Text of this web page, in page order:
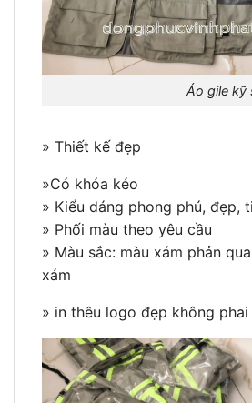
Áo gile kỹ sư
» Thiết kế đẹp
»Có khóa kéo
» Kiểu dáng phong phú, đẹp,
» Phối màu theo yêu cầu
» Màu sắc: màu xám phản
xám
» in thêu logo đẹp không phai